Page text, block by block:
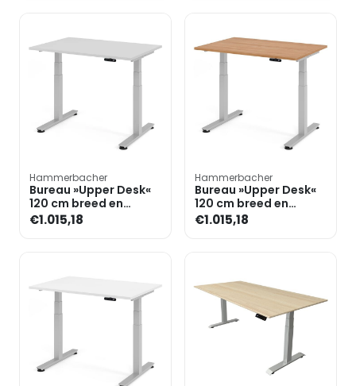
Hammerbacher
Bureau »Upper Desk«
120 cm breed en
elektrisch in hoogte
verstelbaar tot 128,5 c
€1.015,18
Hammerbacher
Bureau »Upper Desk«
120 cm breed en
elektrisch in hoogte
verstelbaar tot 128,5 c
€1.015,18